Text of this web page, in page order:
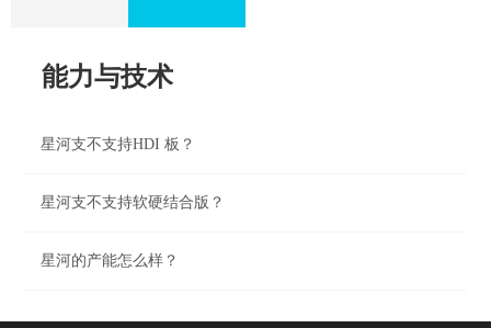
能力与技术
星河支不支持HDI 板？
星河支不支持软硬结合版？
星河的产能怎么样？